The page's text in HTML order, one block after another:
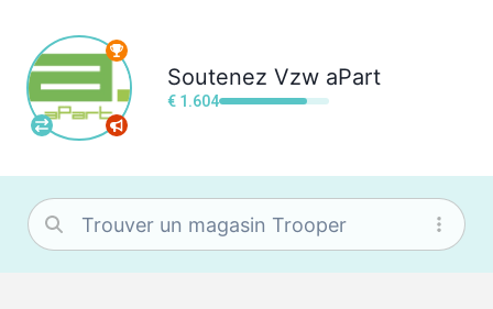
Soutenez Vzw aPart
€ 1.604